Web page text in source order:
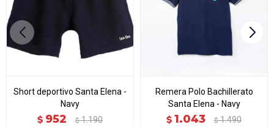
Short deportivo Santa Elena -
Navy
$ 952 $ 1.190
Remera Polo Bachillerato
Santa Elena - Navy
$ 1.043 $ 1.490